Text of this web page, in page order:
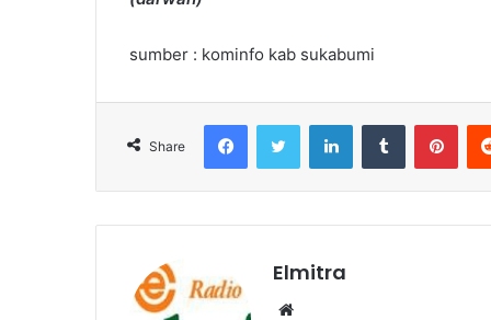
sumber : kominfo kab sukabumi
Share
FacebookTwitter LinkedInTumblr
Elmitra
Website